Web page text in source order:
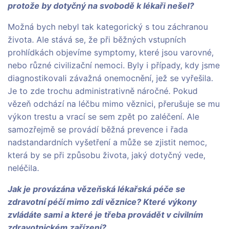
protože by dotyčný na svobodě k lékaři nešel?
Možná bych nebyl tak kategorický s tou záchranou
života. Ale stává se, že při běžných vstupních
prohlídkách objevíme symptomy, které jsou varovné,
nebo různé civilizační nemoci. Byly i případy, kdy jsme
diagnostikovali závažná onemocnění, jež se vyřešila.
Je to zde trochu administrativně náročné. Pokud
vězeň odchází na léčbu mimo věznici, přerušuje se mu
výkon trestu a vrací se sem zpět po zaléčení. Ale
samozřejmě se provádí běžná prevence i řada
nadstandardních vyšetření a může se zjistit nemoc,
která by se při způsobu života, jaký dotyčný vede,
neléčila.
Jak je provázána vězeňská lékařská péče se
zdravotní péčí mimo zdi věznice? Které výkony
zvládáte sami a které je třeba provádět v civilním